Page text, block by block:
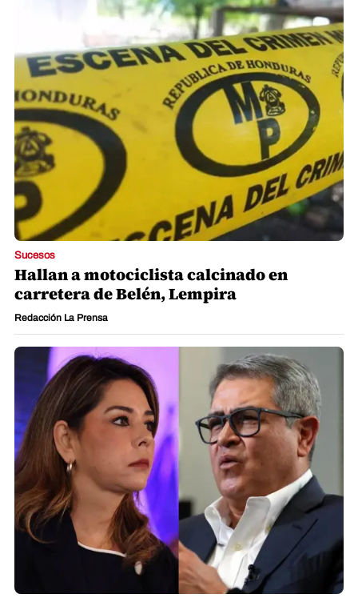
Sucesos
Hallan a motociclista calcinado en
carretera de Belén, Lempira
Redacción La Prensa